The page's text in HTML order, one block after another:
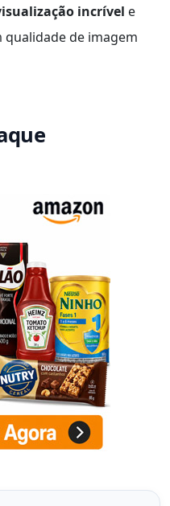
incrível e
de imagem